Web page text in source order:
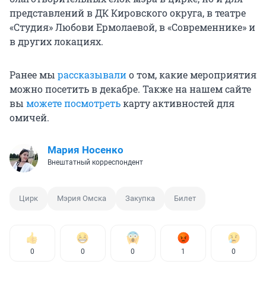
представлений в ДК Кировского округа, в театре
«Студия» Любови Ермолаевой, в «Современнике» и
в других локациях.
Ранее мы рассказывалио том, какие мероприятия
можно посетить в декабре. Также на нашем сайте
вы можете посмотретькарту активностей для
омичей.
Мария Носенко
Внештатный корреспондент
Цирк Мэрия Омска Закупка Билет
0 0 0 1 0